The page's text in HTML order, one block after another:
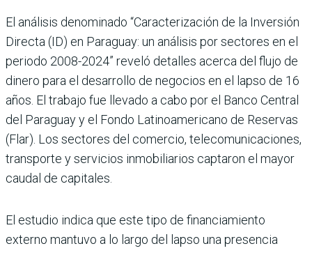
El análisis denominado “Caracterización de la Inversión
Directa (ID) en Paraguay: un análi­sis por sectores en el
periodo 2008-2024” reveló detalles acerca del flujo de
dinero para el desarrollo de negocios en el lapso de 16
años. El tra­bajo fue llevado a cabo por el Banco Central
del Paraguay y el Fondo Latinoamericano de Reservas
(Flar). Los secto­res del comercio, telecomuni­caciones,
transporte y servi­cios inmobiliarios captaron el mayor
caudal de capitales.
El estudio indica que este tipo de financiamiento
externo mantuvo a lo largo del lapso una presencia